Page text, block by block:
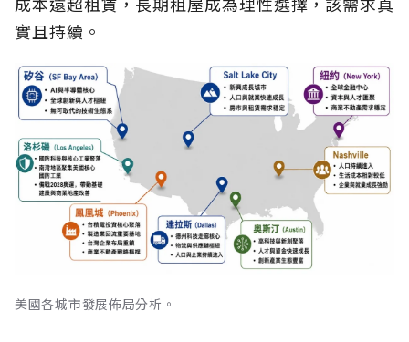
實且持續。
美國各城市發展佈局分析。